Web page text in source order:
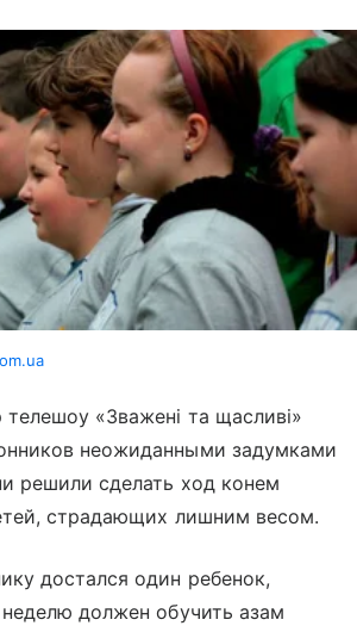
«Зважені та щасливі»
неожиданными задумками
решили сделать ход конем
страдающих лишним весом.
достался один ребенок,
должен обучить азам